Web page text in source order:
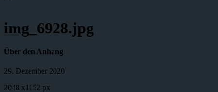
img_6928.jpg
Über den Anhang
29. Dezember 2020
2048 x1152 px